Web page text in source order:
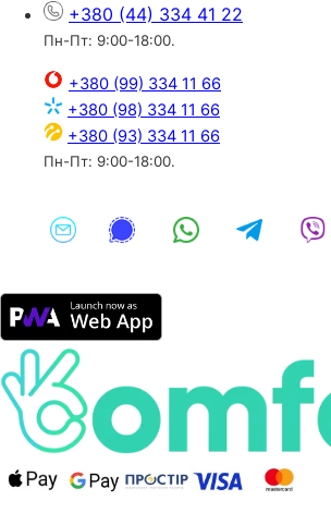
+380 (44) 334 41 22
Пн-Пт: 9:00-18:00.
+380 (99) 334 11 66
+380 (98) 334 11 66
+380 (93) 334 11 66
Пн-Пт: 9:00-18:00.